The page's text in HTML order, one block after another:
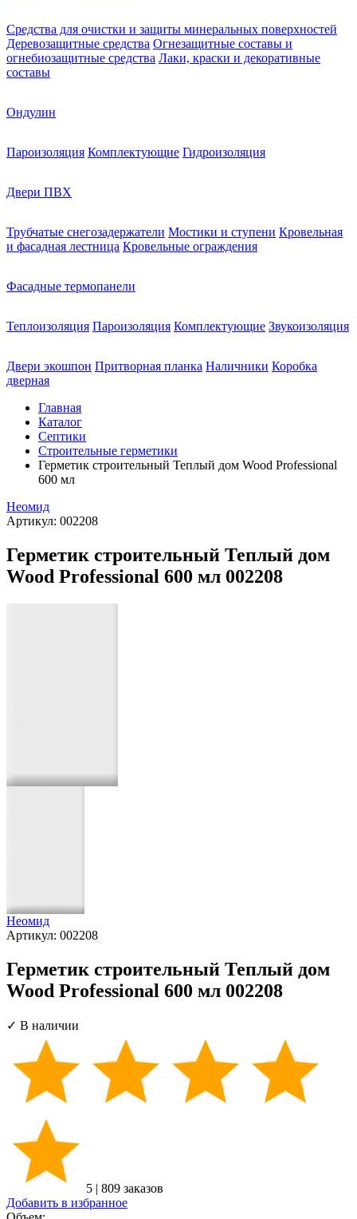
Средства для очистки и защиты минеральных поверхностей
Деревозащитные средства Огнезащитные составы и
огнебиозащитные средства Лаки, краски и декоративные
составы
Ондулин
Пароизоляция Комплектующие Гидроизоляция
Двери ПВХ
Трубчатые снегозадержатели Мостики и ступени Кровельная
и фасадная лестница Кровельные ограждения
Фасадные термопанели
Теплоизоляция Пароизоляция Комплектующие Звукоизоляция
Двери экошпон Притворная планка Наличники Коробка
дверная
Главная
Каталог
Септики
Строительные герметики
Герметик строительный Теплый дом Wood Professional
600 мл
Неомид
Артикул: 002208
Герметик строительный Теплый дом
Wood Professional 600 мл 002208
Неомид
Артикул: 002208
Герметик строительный Теплый дом
Wood Professional 600 мл 002208
✓ В наличии
5 | 809 заказов
Добавить в избранное